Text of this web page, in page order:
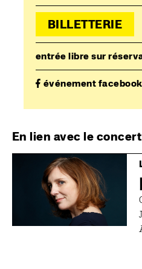
BILLETTERIE
entrée libre sur
événement facebook
En lien avec le concert